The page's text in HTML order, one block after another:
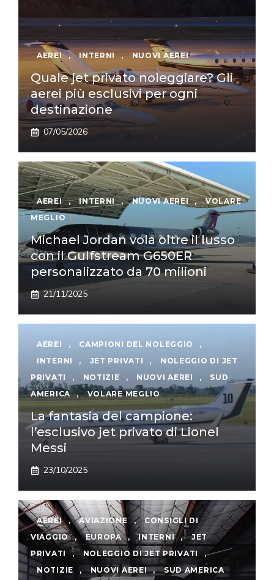
AEREI , INTERNI , NUOVI AEREI
Quale jet privato noleggiare? Gli
aerei più esclusivi per ogni
destinazione
07/05/2026
AEREI , INTERNI , NUOVI AEREI ,
VOLARE
MEGLIO
Michael Jordan vola oltre il lusso
con il Gulfstream G650ER
personalizzato da 70 milioni
21/11/2025
AEREI , CAMPIONI DEL NOLEGGIO
,
INTERNI
, JET PRIVATI ,
NOLEGGIO DI JET
PRIVATI
, NOTIZIE , NUOVI AEREI ,
SUD
AMERICA
, VOLARE MEGLIO
La fantasia del campione:
l’esclusivo jet privato di Lionel
Messi
23/10/2025
AEREI , AVIAZIONE ,
CONSIGLI DI
VIAGGIO
, EUROPA , INTERNI ,
JET
PRIVATI
, NOLEGGIO DI JET PRIVATI
,
NOTIZIE
, NUOVI AEREI , SUD AMERICA